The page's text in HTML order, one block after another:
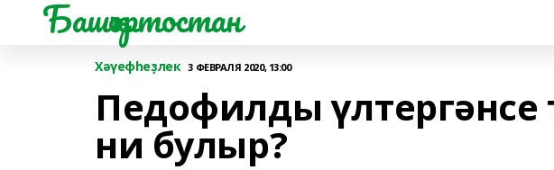
Башҡортостан
Хәүефһеҙлек 3 ФЕВРАЛЯ 2020, 13:00
Педофилды үлтергәнсе
ни булыр?